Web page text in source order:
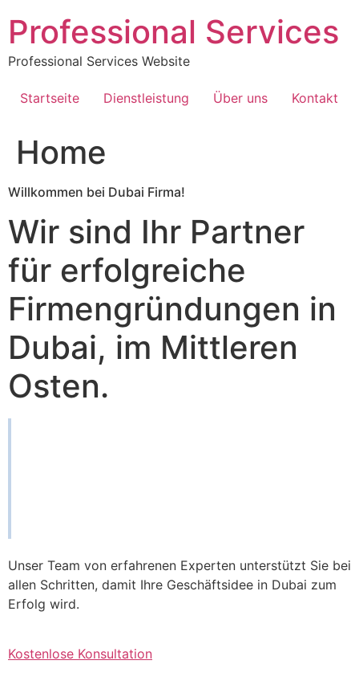
content
Professional Services
Professional Services Website
Startseite Dienstleistung Über uns Kontakt
Home
Willkommen bei Dubai Firma!
Wir sind Ihr Partner
für erfolgreiche
Firmengründungen in
Dubai, im Mittleren
Osten.
Unser Team von erfahrenen Experten unterstützt Sie bei
allen Schritten, damit Ihre Geschäftsidee in Dubai zum
Erfolg wird.
Kostenlose Konsultation